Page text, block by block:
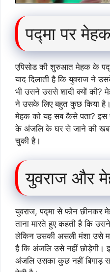
पद्मा पर
एपिसोड की शुरुआत मेहक के
याद दिलाती है कि युवराज ने
भी उसने उससे शादी क्यों की?
ने उसके लिए बहुत कुछ किया है।
मेहक को यह सब कैसे पता? इस
के अंजलि के घर से जाने की
चुकी है।
युवराज और
युवराज, पद्मा से फोन छीनकर
ताना मारते हुए कहती है कि
लेकिन उसकी असली मंशा उसे
है कि अंजलि उसे नहीं छोड़ेगी।
अंजलि उसका कुछ नहीं बिगाड़